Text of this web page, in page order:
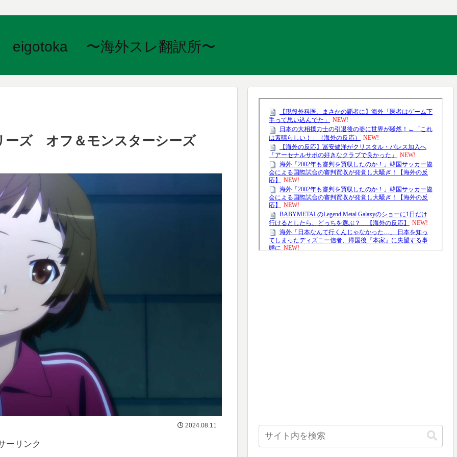
eigotoka 〜海外スレ翻訳所〜
ーズ オフ＆モンスターシーズ
2024.08.11
ーリンク